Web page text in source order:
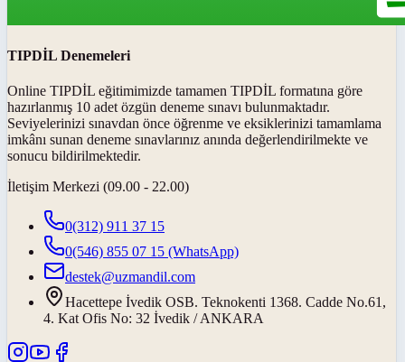
TIPDİL Denemeleri
Online TIPDİL eğitimimizde tamamen TIPDİL formatına göre
hazırlanmış 10 adet özgün deneme sınavı bulunmaktadır.
Seviyelerinizi sınavdan önce öğrenme ve eksiklerinizi tamamlama
imkânı sunan deneme sınavlarınız anında değerlendirilmekte ve
sonucu bildirilmektedir.
İletişim Merkezi (09.00 - 22.00)
0(312) 911 37 15
0(546) 855 07 15 (WhatsApp)
destek@uzmandil.com
Hacettepe İvedik OSB. Teknokenti 1368. Cadde No.61,
4. Kat Ofis No: 32 İvedik / ANKARA